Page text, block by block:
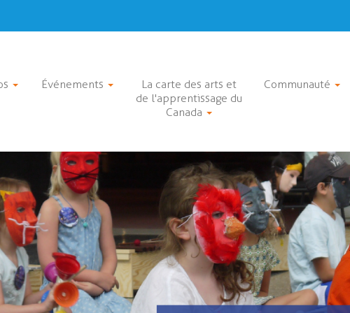
Événements
La carte des arts et
de l'apprentissage du
Canada
Communauté